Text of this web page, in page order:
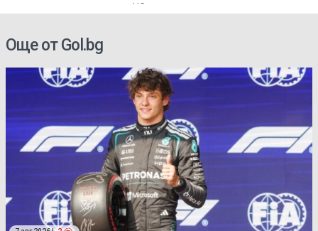
възложените от НС одити са спекулативни
Още от Gol.bg